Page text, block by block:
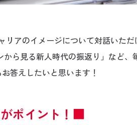
アのイメージについて対話いただ
ら見る新人時代の振返り」など
答えしたいと思います！
ポイント！■